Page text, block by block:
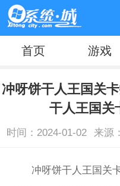
首页 游戏
冲呀饼干人王国关
干人王国关
时间：2024-01-02 来源
冲呀饼干人王国关卡